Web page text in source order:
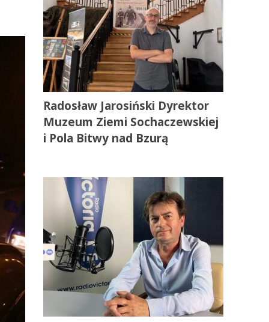
Radosław Jarosiński Dyrektor
Muzeum Ziemi Sochaczewskiej
i Pola Bitwy nad Bzurą